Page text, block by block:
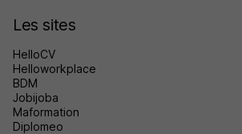
Les sites
HelloCV
Helloworkplace
BDM
Jobijoba
Maformation
Diplomeo